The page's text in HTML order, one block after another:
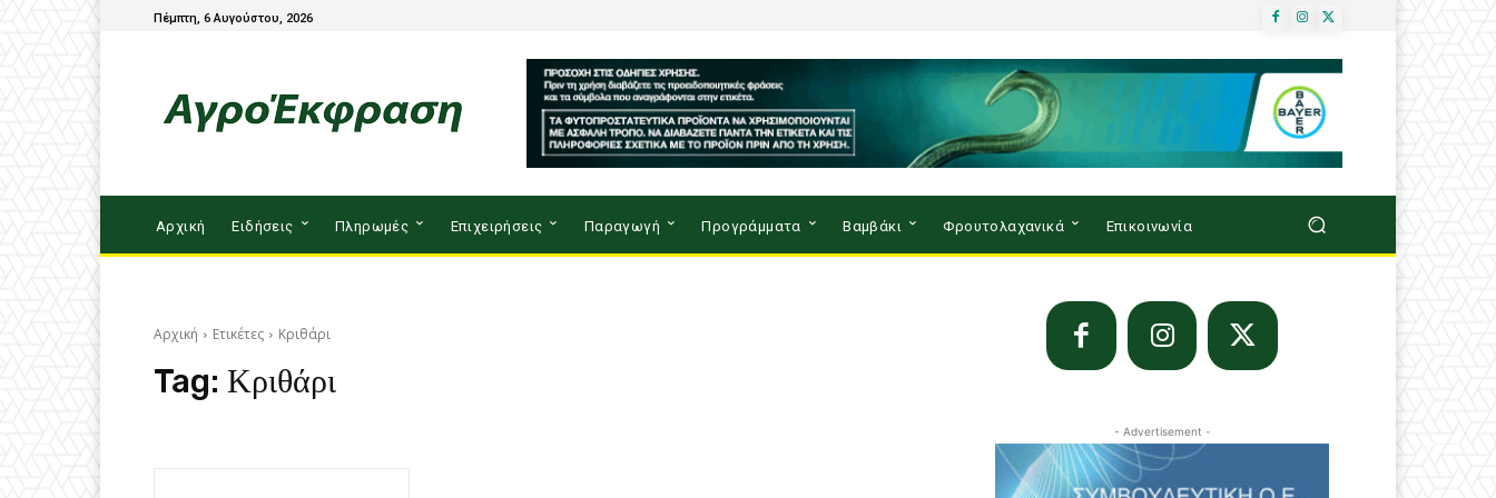
Πέμπτη, 6 Αυγούστου, 2026
Αρχική Ειδήσεις Πληρωμές Επιχειρήσεις Παραγωγή Προγράμματα Βαμβάκι Φρουτολαχανικά Επικοινωνία
Αρχική Ετικέτες Κριθάρι
Tag: Κριθάρι
- Advertisement -